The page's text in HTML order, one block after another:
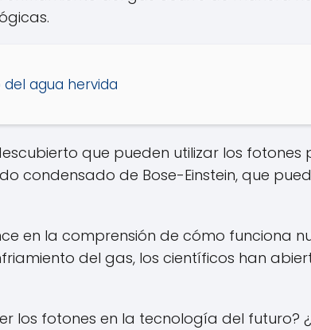
agua hervida
que pueden utilizar los
condensado de Bose-Einstein, que
en la comprensión de cómo funciona
del gas, los científicos han
los fotones en la tecnología del futuro?